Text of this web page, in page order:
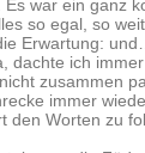
war ein ganz
so egal, so
Erwartung:
dachte ich
zusammen
immer
den Worten zu